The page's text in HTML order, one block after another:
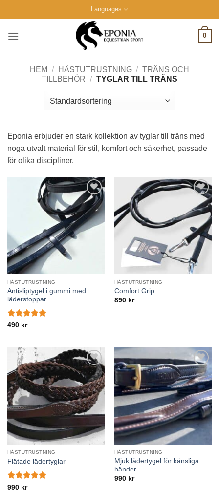
to
Languages
0
HEM / HÄSTUTRUSTNING / TRÄNS OCH
TILLBEHÖR / TYGLAR TILL TRÄNS
Eponia erbjuder en stark kollektion av tyglar till träns med
noga utvalt material för stil, komfort och säkerhet, passade
för olika discipliner.
Lägg till i
önskelistan
HÄSTUTRUSTNING
Antisliptygel i gummi med
läderstoppar
Betygsatt
490 kr
Lägg till i
önskelistan
HÄSTUTRUSTNING
Comfort Grip
890 kr
Lägg till i
önskelistan
HÄSTUTRUSTNING
Flätade lädertyglar
Betygsatt
990 kr
Lägg till i
önskelistan
HÄSTUTRUSTNING
Mjuk lädertygel för känsliga
händer
990 kr